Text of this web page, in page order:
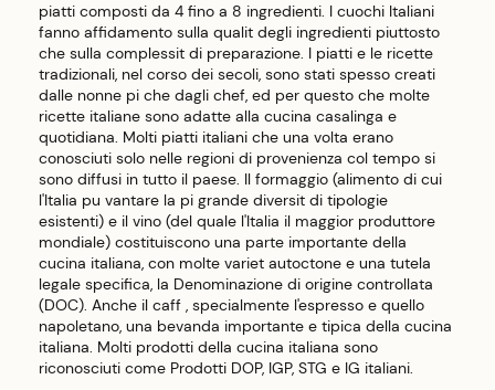
piatti composti da 4 fino a 8 ingredienti. I cuochi Italiani
fanno affidamento sulla qualit degli ingredienti piuttosto
che sulla complessit di preparazione. I piatti e le ricette
tradizionali, nel corso dei secoli, sono stati spesso creati
dalle nonne pi che dagli chef, ed per questo che molte
ricette italiane sono adatte alla cucina casalinga e
quotidiana. Molti piatti italiani che una volta erano
conosciuti solo nelle regioni di provenienza col tempo si
sono diffusi in tutto il paese. Il formaggio (alimento di cui
l'Italia pu vantare la pi grande diversit di tipologie
esistenti) e il vino (del quale l'Italia il maggior produttore
mondiale) costituiscono una parte importante della
cucina italiana, con molte variet autoctone e una tutela
legale specifica, la Denominazione di origine controllata
(DOC). Anche il caff , specialmente l'espresso e quello
napoletano, una bevanda importante e tipica della cucina
italiana. Molti prodotti della cucina italiana sono
riconosciuti come Prodotti DOP, IGP, STG e IG italiani.